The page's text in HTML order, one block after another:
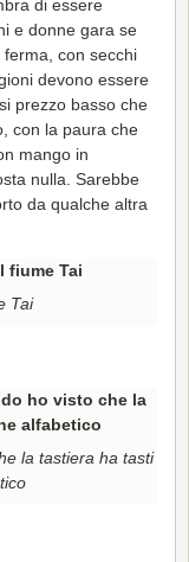
di essere
e donne gara se
con secchi
devono essere
prezzo basso che
con la paura che
mango in
nulla. Sarebbe
da qualche altra
Tai
la tastiera ha tasti